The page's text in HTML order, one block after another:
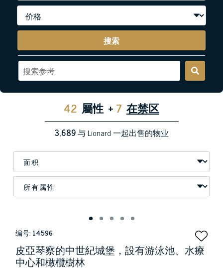
搜索
42 屬性 + 7 在禁区
3,689与 Lionard 一起出售的物业
编号: 14596
皮亞琴察的中世紀城堡，設有游泳池、水療
中心和橄欖樹林